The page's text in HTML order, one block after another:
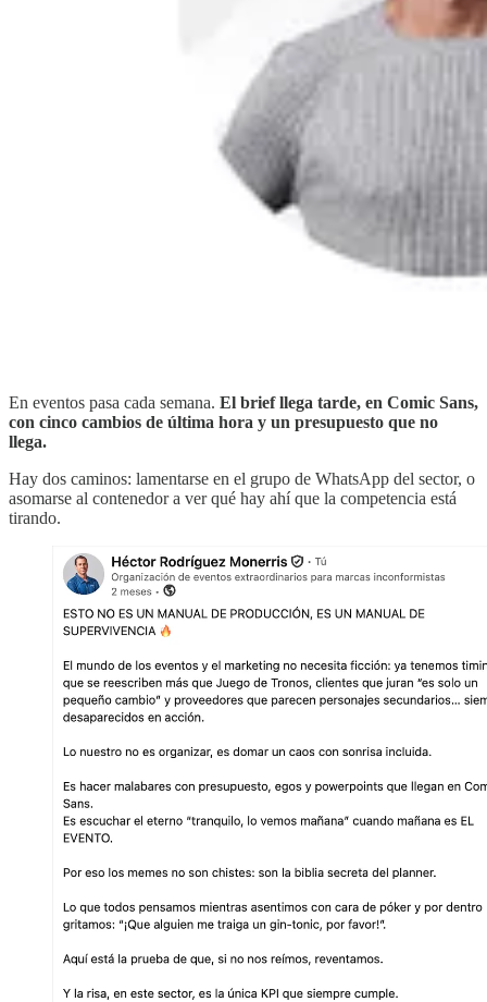
En eventos pasa cada semana. El brief llega tarde, en Comic Sans,
con cinco cambios de última hora y un presupuesto que no
llega.
Hay dos caminos: lamentarse en el grupo de WhatsApp del sector, o
asomarse al contenedor a ver qué hay ahí que la competencia está
tirando.